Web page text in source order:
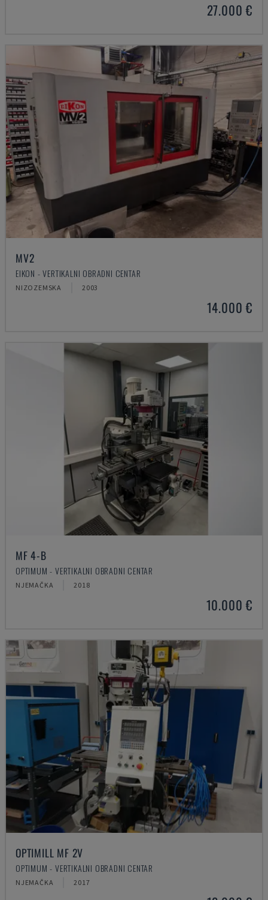
27.000 €
MV2
EIKON - VERTIKALNI OBRADNI CENTAR
NIZOZEMSKA 2003
14.000 €
MF 4-B
OPTIMUM - VERTIKALNI OBRADNI CENTAR
NJEMAČKA 2018
10.000 €
OPTIMILL MF 2V
OPTIMUM - VERTIKALNI OBRADNI CENTAR
NJEMAČKA 2017